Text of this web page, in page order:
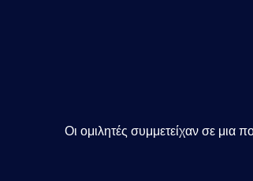
Οι ομιλητές συμμετείχαν σε μια